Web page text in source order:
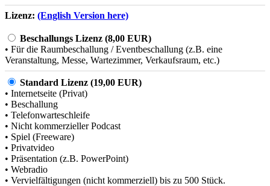
Lizenz: (English Version here)
Beschallungs Lizenz (8,00 EUR)
• Für die Raumbeschallung / Eventbeschallung (z.B. eine
Veranstaltung, Messe, Wartezimmer, Verkaufsraum, etc.)
Standard Lizenz (19,00 EUR)
• Internetseite (Privat)
• Beschallung
• Telefonwarteschleife
• Nicht kommerzieller Podcast
• Spiel (Freeware)
• Privatvideo
• Präsentation (z.B. PowerPoint)
• Webradio
• Vervielfältigungen (nicht kommerziell) bis zu 500 Stück.